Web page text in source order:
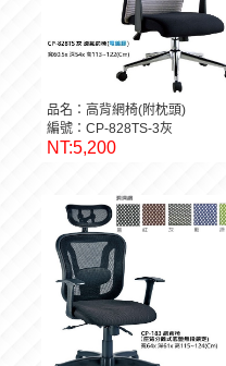
品名：高背網椅(附枕頭)
編號：CP-828TS-3灰
NT:5,200